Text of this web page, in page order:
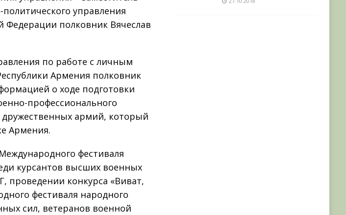
управления
Федерации полковник Вячеслав
по работе с личным
Армения полковник
о ходе подготовки
профессионального
армий, который
Армения.
фестиваля
курсантов высших военных
проведении конкурса «Виват,
фестиваля народного
сил, ветеранов военной